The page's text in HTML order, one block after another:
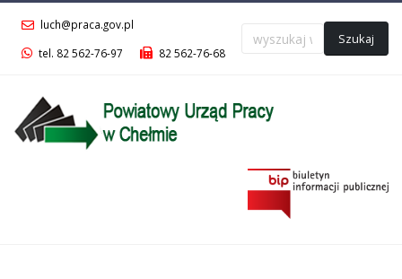
luch@praca.gov.pl
tel. 82 562-76-97
82 562-76-68
Szukaj